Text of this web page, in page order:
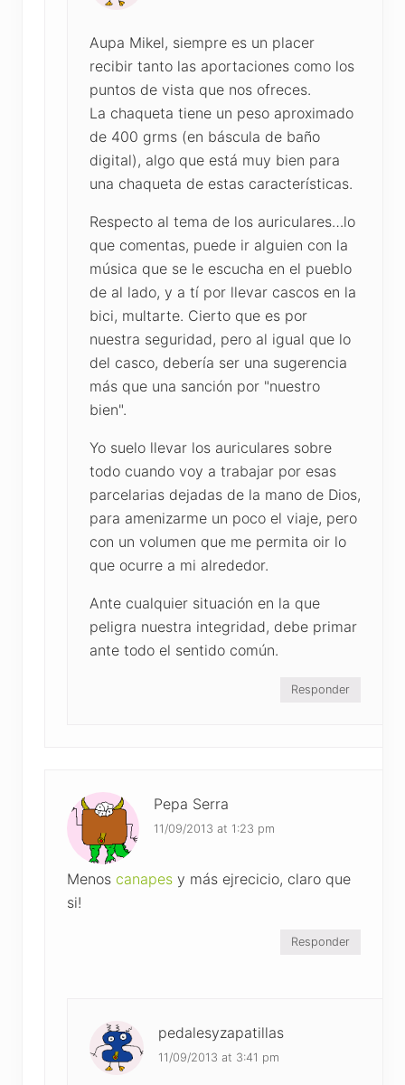
Aupa Mikel, siempre es un placer
recibir tanto las aportaciones como los
puntos de vista que nos ofreces.
La chaqueta tiene un peso aproximado
de 400 grms (en báscula de baño
digital), algo que está muy bien para
una chaqueta de estas características.
Respecto al tema de los auriculares…lo
que comentas, puede ir alguien con la
música que se le escucha en el pueblo
de al lado, y a tí por llevar cascos en la
bici, multarte. Cierto que es por
nuestra seguridad, pero al igual que lo
del casco, debería ser una sugerencia
más que una sanción por "nuestro
bien".
Yo suelo llevar los auriculares sobre
todo cuando voy a trabajar por esas
parcelarias dejadas de la mano de Dios,
para amenizarme un poco el viaje, pero
con un volumen que me permita oir lo
que ocurre a mi alrededor.
Ante cualquier situación en la que
peligra nuestra integridad, debe primar
ante todo el sentido común.
Responder
Pepa Serra
11/09/2013 at 1:23 pm
Menos canapes y más ejrecicio, claro que
si!
Responder
pedalesyzapatillas
11/09/2013 at 3:41 pm